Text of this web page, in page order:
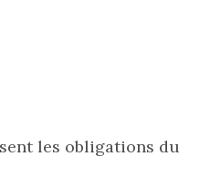
les obligations du